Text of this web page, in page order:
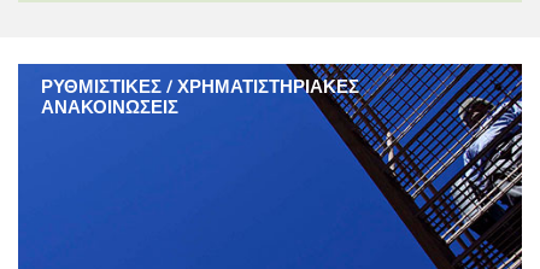
ΡΥΘΜΙΣΤΙΚΕΣ / ΧΡΗΜΑΤΙΣΤΗΡΙΑΚΕΣ
ΑΝΑΚΟΙΝΩΣΕΙΣ